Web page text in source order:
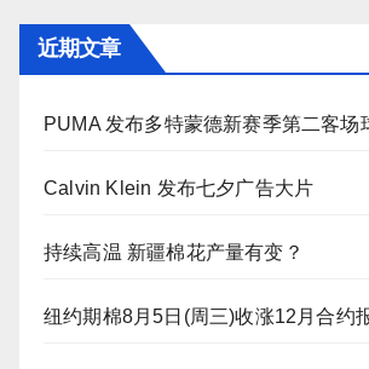
近期文章
PUMA 发布多特蒙德新赛季第二客场
Calvin Klein 发布七夕广告大片
持续高温 新疆棉花产量有变？
纽约期棉8月5日(周三)收涨12月合约